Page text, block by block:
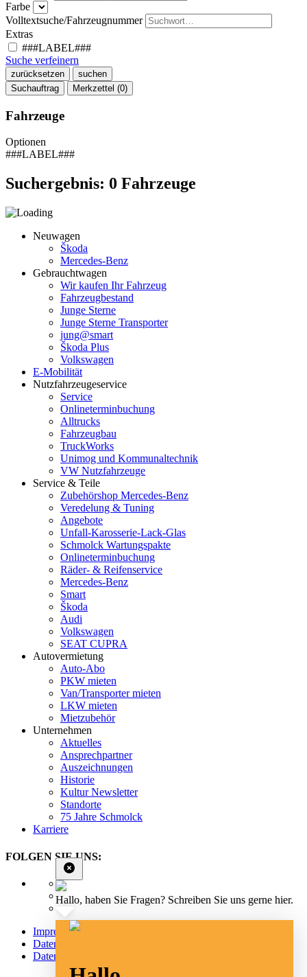
Farbe
Volltextsuche/Fahrzeugnummer
Extras
###LABEL###
Suche verfeinern
zurücksetzen
suchen
Suchauftrag
Merkzettel (0)
Fahrzeuge
Optionen
###LABEL###
Suchergebnis: 0 Fahrzeuge
Neuwagen
Škoda
Mercedes-Benz
Gebrauchtwagen
Wir kaufen Ihr Fahrzeug
Fahrzeugbestand
Junge Sterne
Junge Sterne Transporter
jung@smart
Škoda Plus
Volkswagen
E-Mobilität
Nutzfahrzeugeservice
Service
Onlineterminbuchung
Alltrucks
Fahrzeugbau
TruckWorks
Unimog und Kommunaltechnik
VW Nutzfahrzeuge
Service & Teile
Zubehörshop Mercedes-Benz
Veredelung & Tuning
Angebote
Unfall-Karosserie-Lack-Glas
Schmolck Wartungspakte
Onlineterminbuchung
Räder- & Reifenservice
Mercedes-Benz
Smart
Škoda
Audi
Volkswagen
SEAT CUPRA
Autovermietung
Auto-Abo
PKW mieten
Van/Transporter mieten
LKW mieten
Mietzubehör
Unternehmen
Aktuelles
Ansprechpartner
Auszeichnungen
Historie
Kultur Newsletter
Standorte
75 Jahre Schmolck
Karriere
FOLGEN SIE UNS:
Impressum
Datenschutz
Datenschutz Social Media
Hallo, haben Sie Fragen? Schreiben Sie uns gerne hier.